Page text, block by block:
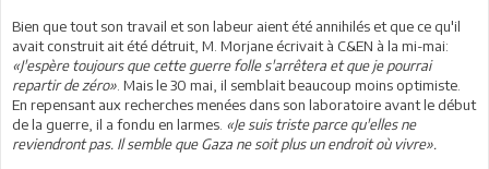
Bien que tout son travail et son labeur aient été annihilés et que ce qu'il
avait construit ait été détruit, M. Morjane écrivait à C&EN à la mi-mai:
«J'espère toujours que cette guerre folle s'arrêtera et que je pourrai
repartir de zéro» . Mais le 30 mai, il semblait beaucoup moins optimiste.
En repensant aux recherches menées dans son laboratoire avant le début
de la guerre, il a fondu en larmes. «Je suis triste parce qu'elles ne
reviendront pas. Il semble que Gaza ne soit plus un endroit où vivre».